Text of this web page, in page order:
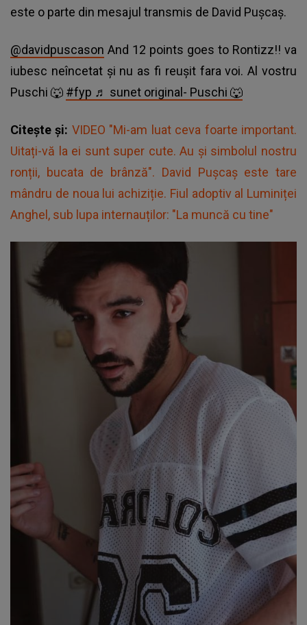
este o parte din mesajul transmis de David Pușcaș.
@davidpuscason And 12 points goes to Rontizz!! va
iubesc neîncetat și nu as fi reușit fara voi. Al vostru
Puschi 🐺 #fyp ♬ sunet original- Puschi 🐺
Citește și: VIDEO "Mi-am luat ceva foarte important.
Uitați-vă la ei sunt super cute. Au și simbolul nostru
ronții, bucata de brânză". David Pușcaș este tare
mândru de noua lui achiziție. Fiul adoptiv al Luminiței
Anghel, sub lupa internauților: "La muncă cu tine"